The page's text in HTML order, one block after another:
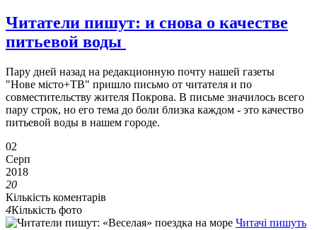
Читатели пишут: и снова о качестве
питьевой воды
Пару дней назад на редакционную почту нашей газеты
"Нове місто+ТВ" пришло письмо от читателя и по
совместительству жителя Покрова. В письме значилось всего
пару строк, но его тема до боли близка каждом - это качество
питьевой воды в нашем городе.
02
Серп
2018
20
Кількість коментарів
4Кількість фото
Читачі пишуть